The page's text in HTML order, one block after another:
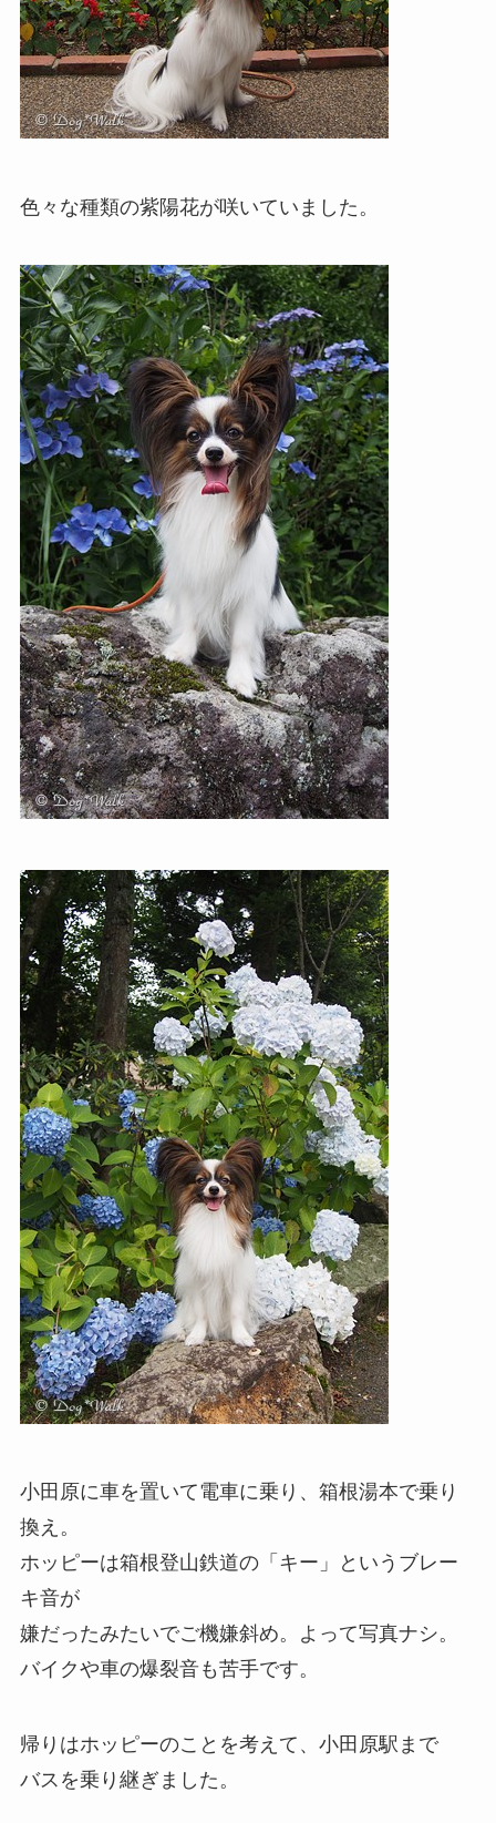
色々な種類の紫陽花が咲いていました。
小田原に車を置いて電車に乗り、箱根湯本で乗り
換え。
ホッピーは箱根登山鉄道の「キー」というブレー
キ音が
嫌だったみたいでご機嫌斜め。よって写真ナシ。
バイクや車の爆裂音も苦手です。
帰りはホッピーのことを考えて、小田原駅まで
バスを乗り継ぎました。